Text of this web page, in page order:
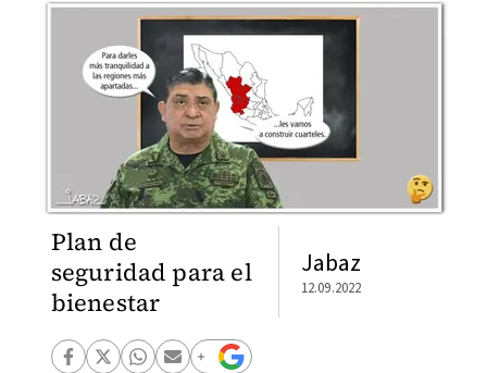
Plan de
seguridad para el
bienestar
Jabaz
12.09.2022